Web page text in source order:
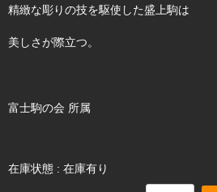
精緻な彫りの技を駆使した盛上駒は
美しさが際立つ。
富士駒の会 所属
在庫状態 : 在庫有り